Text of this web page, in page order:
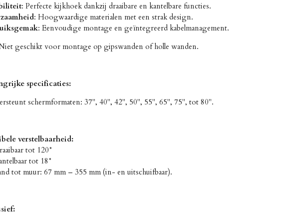
: Perfecte kijkhoek dankzij draaibare en kantelbare functies.
: Hoogwaardige materialen met een strak design.
: Eenvoudige montage en geïntegreerd kabelmanagement.
geschikt voor montage op gipswanden of holle wanden.
specificaties:
schermformaten: 37", 40", 42", 50", 55", 65", 75", tot 80".
verstelbaarheid:
tot 120°
tot 18°
tot muur: 67 mm – 355 mm (in- en uitschuifbaar).